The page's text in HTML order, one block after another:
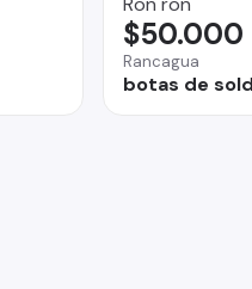
Rancagua
botas de
$50.000